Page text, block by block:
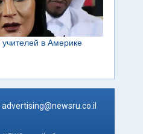
advertising@newsru.co.il